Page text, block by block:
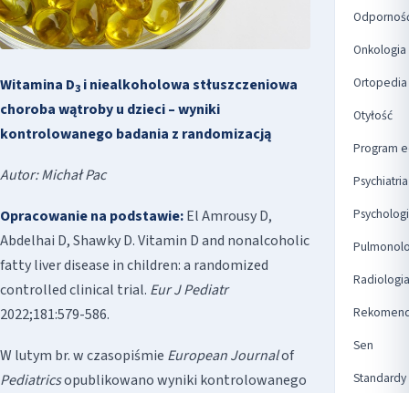
Witamina D3 i niealkoholowa stłuszczeniowa
choroba wątroby u dzieci – wyniki
kontrolowanego badania z randomizacją
Autor: Michał Pac
Opracowanie na podstawie:El Amrousy D,
Abdelhai D, Shawky D. Vitamin D and nonalcoholic
fatty liver disease in children: a randomized
controlled clinical trial. Eur J Pediatr
2022;181:579-586.
W lutym br. w czasopiśmie European Journalof
Pediatricsopublikowano wyniki kontrolowanego
Onkologia
Ortopedia
Otyłość
Program
Psychiatria
Radiologia
Sen
Standardy